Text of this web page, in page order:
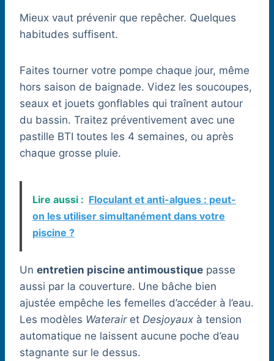
Mieux vaut prévenir que repêcher. Quelques
habitudes suffisent.
Faites tourner votre pompe chaque jour, même
hors saison de baignade. Videz les soucoupes,
seaux et jouets gonflables qui traînent autour
du bassin. Traitez préventivement avec une
pastille BTI toutes les 4 semaines, ou après
chaque grosse pluie.
Lire aussi : Floculant et anti-algues : peut-
on les utiliser simultanément dans votre
piscine ?
Un entretien piscine antimoustique passe
aussi par la couverture. Une bâche bien
ajustée empêche les femelles d’accéder à l’eau.
Les modèles Waterairet Desjoyaux à tension
automatique ne laissent aucune poche d’eau
stagnante sur le dessus.